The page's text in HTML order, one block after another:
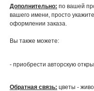
Дополнительно: по вашей
вашего имени, просто
оформлении заказа.
Вы также можете:
- приобрести авторскую
Обратная связь: цветы -